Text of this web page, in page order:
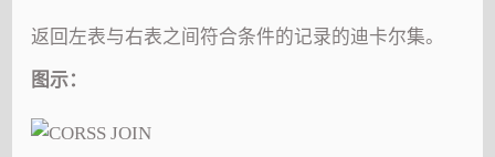
返回左表与右表之间符合条件的记录的迪卡尔集。
图示：